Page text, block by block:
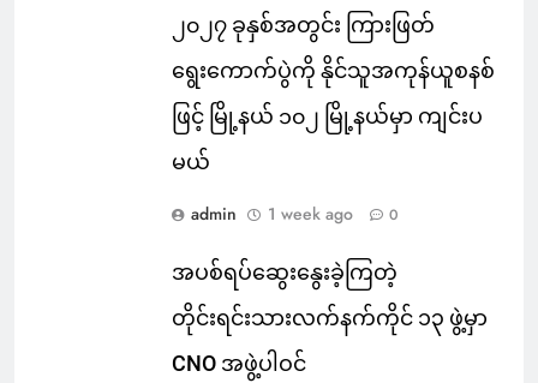
၂၀၂၇ ခုနှစ်အတွင်း ကြားဖြတ်
ရွေးကောက်ပွဲကို နိုင်သူအကုန်ယူစနစ်
ဖြင့် မြို့နယ် ၁၀၂ မြို့နယ်မှာ ကျင်းပ
မယ်
admin 1 week ago 0
အပစ်ရပ်ဆွေးနွေးခဲ့ကြတဲ့
တိုင်းရင်းသားလက်နက်ကိုင် ၁၃ ဖွဲ့မှာ
CNO အဖွဲ့ပါဝင်